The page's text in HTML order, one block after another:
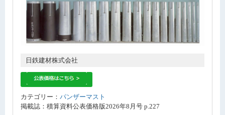
日鉄建材株式会社
カテゴリー： パンザーマスト
掲載誌：積算資料公表価格版2026年8月号 p.227